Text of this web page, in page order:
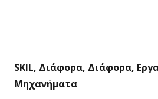
SKIL, Διάφορα, Διάφορα,
Μηχανήματα